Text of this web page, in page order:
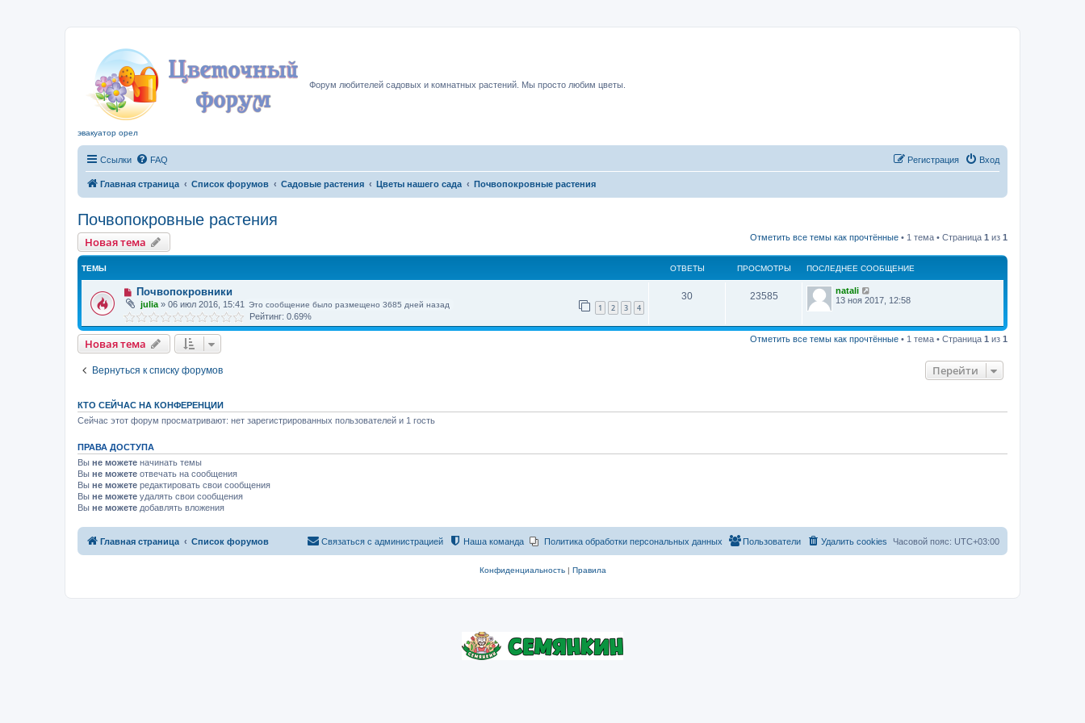
Форум любителей садовых и комнатных растений. Мы просто любим цветы.
эвакуатор орел
Ссылки FAQ Вход
Регистрация
Главная страница Список форумов Садовые растения Цветы нашего сада Почвопокровные растения
Почвопокровные растения
Новая тема Отметить все темы как прочтённые • 1 тема • Страница 1 из 1
ТЕМЫ ОТВЕТЫ ПРОСМОТРЫ ПОСЛЕДНЕЕ СООБЩЕНИЕ
Почвопокровники
julia » 06 июл 2016, 15:41 1 2 3 4
Это сообщение было размещено 3685 дней назад
Рейтинг: 0.69%
30 23585
natali
13 ноя 2017, 12:58
Новая тема Отметить все темы как прочтённые • 1 тема • Страница 1 из 1
Вернуться к списку форумов Перейти
КТО СЕЙЧАС НА КОНФЕРЕНЦИИ
Сейчас этот форум просматривают: нет зарегистрированных пользователей и 1 гость
ПРАВА ДОСТУПА
Вы не можете начинать темы
Вы не можете отвечать на сообщения
Вы не можете редактировать свои сообщения
Вы не можете удалять свои сообщения
Вы не можете добавлять вложения
Главная страница Список форумов Часовой пояс: UTC+03:00
Удалить cookies
Пользователи
Политика обработки персональных данных
Наша команда
Связаться с администрацией
Конфиденциальность| Правила